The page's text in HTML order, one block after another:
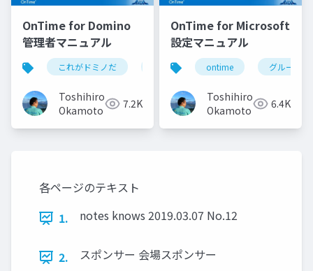
OnTime for Domino
管理者マニュアル
これがドミノだ ontime hcl domino
Toshihiro
Okamoto
7.2K
OnTime for Microsoft
設定マニュアル
ontime グループ
Toshihiro
Okamoto
6.4K
各ページのテキスト
1.
notes knows 2019.03.07 No.12
2. スポンサー 会場スポンサー